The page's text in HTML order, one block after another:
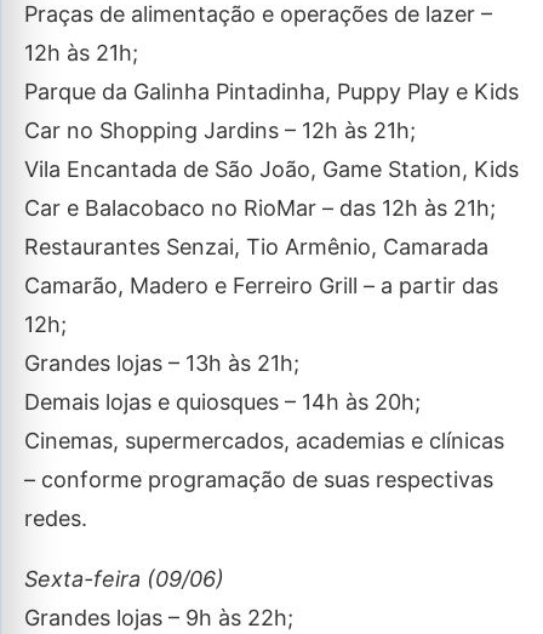
Praças de alimentação e operações de lazer –
12h às 21h;
Parque da Galinha Pintadinha, Puppy Play e Kids
Car no Shopping Jardins – 12h às 21h;
Vila Encantada de São João, Game Station, Kids
Car e Balacobaco no RioMar – das 12h às 21h;
Restaurantes Senzai, Tio Armênio, Camarada
Camarão, Madero e Ferreiro Grill – a partir das
12h;
Grandes lojas – 13h às 21h;
Demais lojas e quiosques – 14h às 20h;
Cinemas, supermercados, academias e clínicas
– conforme programação de suas respectivas
redes.
Sexta-feira (09/06)
Grandes lojas – 9h às 22h;